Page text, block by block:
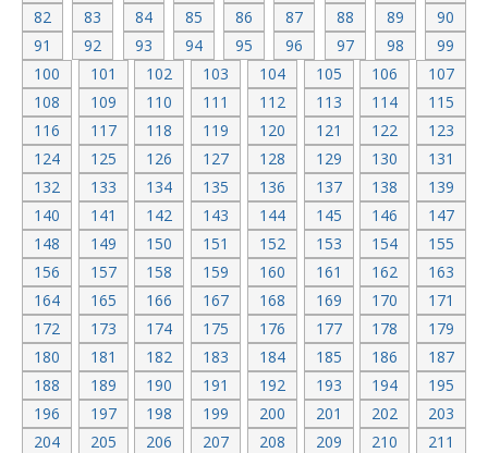
82
83 84 85 86 87 88 89
90
91
92 93 94 95 96 97 98
99
100
101 102 103 104 105 106
107
108
109 110 111 112 113 114
115
116
117 118 119 120 121 122
123
124
125 126 127 128 129 130
131
132
133 134 135 136 137 138
139
140
141 142 143 144 145 146
147
148
149 150 151 152 153 154
155
156
157 158 159 160 161 162
163
164
165 166 167 168 169 170
171
172
173 174 175 176 177 178
179
180
181 182 183 184 185 186
187
188
189 190 191 192 193 194
195
196
197 198 199 200 201 202
203
204
205 206 207 208 209 210
211